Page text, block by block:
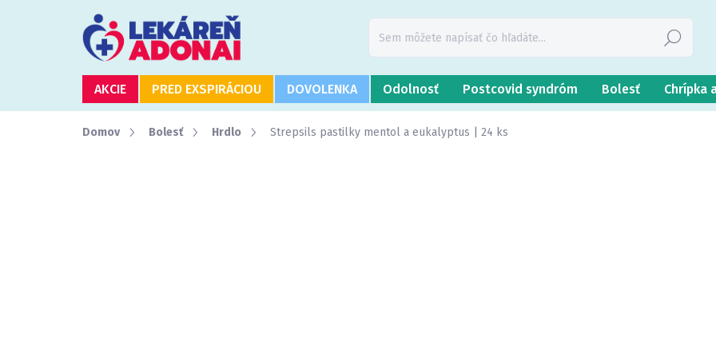
Hľadať
AKCIE PRED EXSPIRÁCIOU DOVOLENKA Odolnosť Postcovid syndróm Bolesť Chrípka
Domov Bolesť Hrdlo Strepsils pastilky mentol a eukalyptus | 24 ks